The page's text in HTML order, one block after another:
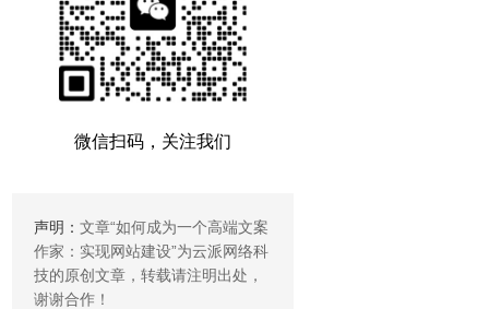
微信扫码，关注我们
声明：文章“如何成为一个高端文案
作家：实现网站建设”为云派网络科
技的原创文章，转载请注明出处，
谢谢合作！